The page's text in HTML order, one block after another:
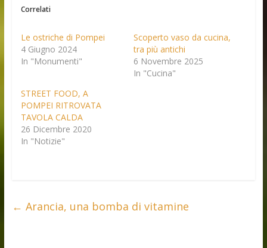
Correlati
Le ostriche di Pompei
4 Giugno 2024
In "Monumenti"
Scoperto vaso da cucina,
tra più antichi
6 Novembre 2025
In "Cucina"
STREET FOOD, A
POMPEI RITROVATA
TAVOLA CALDA
26 Dicembre 2020
In "Notizie"
← Arancia, una bomba di vitamine